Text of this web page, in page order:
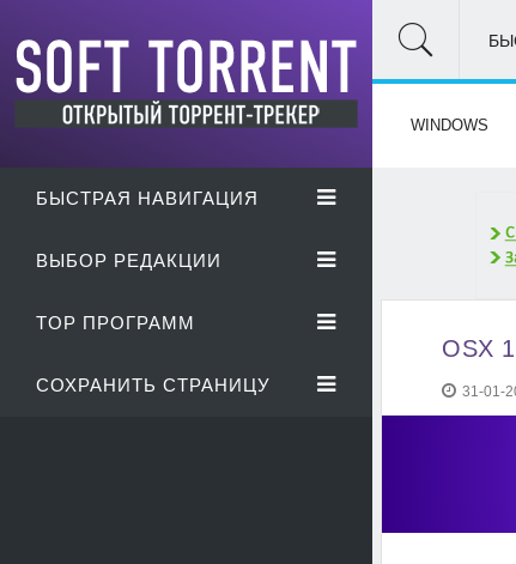
БЫСТРАЯ НАВИГАЦИЯ
ВЫБОР РЕДАКЦИИ
TOP ПРОГРАММ
СОХРАНИТЬ СТРАНИЦУ
WINDOWS
OSX
31-01-